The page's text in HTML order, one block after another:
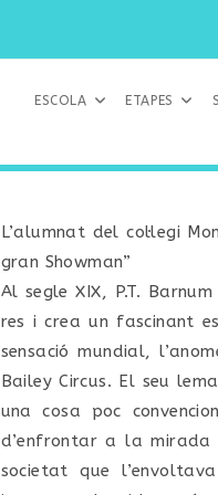
ESCOLA ETAPES
L’alumnat del col·legi
gran Showman”
Al segle XIX, P.T.
res i crea un fascinant
sensació mundial,
Bailey Circus. El seu
una cosa poc
d’enfrontar a la
societat que